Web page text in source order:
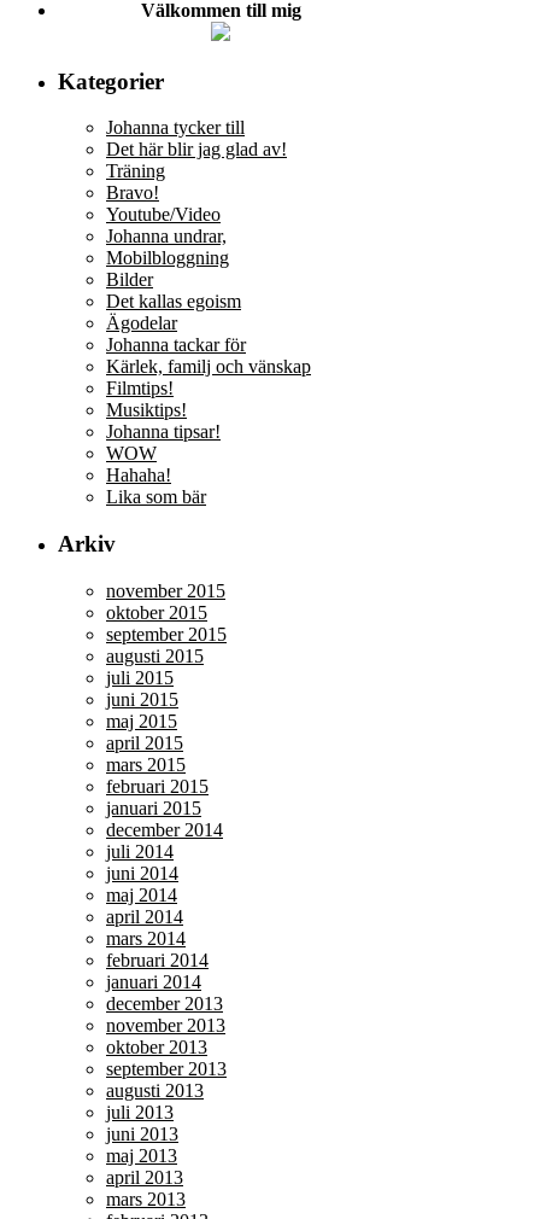
Välkommen till mig
Kategorier
Johanna tycker till
Det här blir jag glad av!
Träning
Bravo!
Youtube/Video
Johanna undrar,
Mobilbloggning
Bilder
Det kallas egoism
Ägodelar
Johanna tackar för
Kärlek, familj och vänskap
Filmtips!
Musiktips!
Johanna tipsar!
WOW
Hahaha!
Lika som bär
Arkiv
november 2015
oktober 2015
september 2015
augusti 2015
juli 2015
juni 2015
maj 2015
april 2015
mars 2015
februari 2015
januari 2015
december 2014
juli 2014
juni 2014
maj 2014
april 2014
mars 2014
februari 2014
januari 2014
december 2013
november 2013
oktober 2013
september 2013
augusti 2013
juli 2013
juni 2013
maj 2013
april 2013
mars 2013